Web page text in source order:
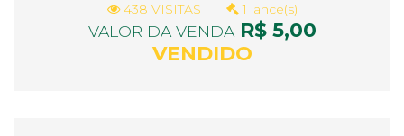
438 VISITAS 1 lance(s)
VALOR DA VENDAR$ 5,00
VENDIDO